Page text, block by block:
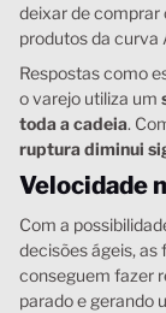
deixar de comprar
produtos da curva
Respostas como
o varejo utiliza um
toda a cadeia.
ruptura diminui
Velocidade
Com a
decisões ágeis,
conseguem fazer
parado e gerando